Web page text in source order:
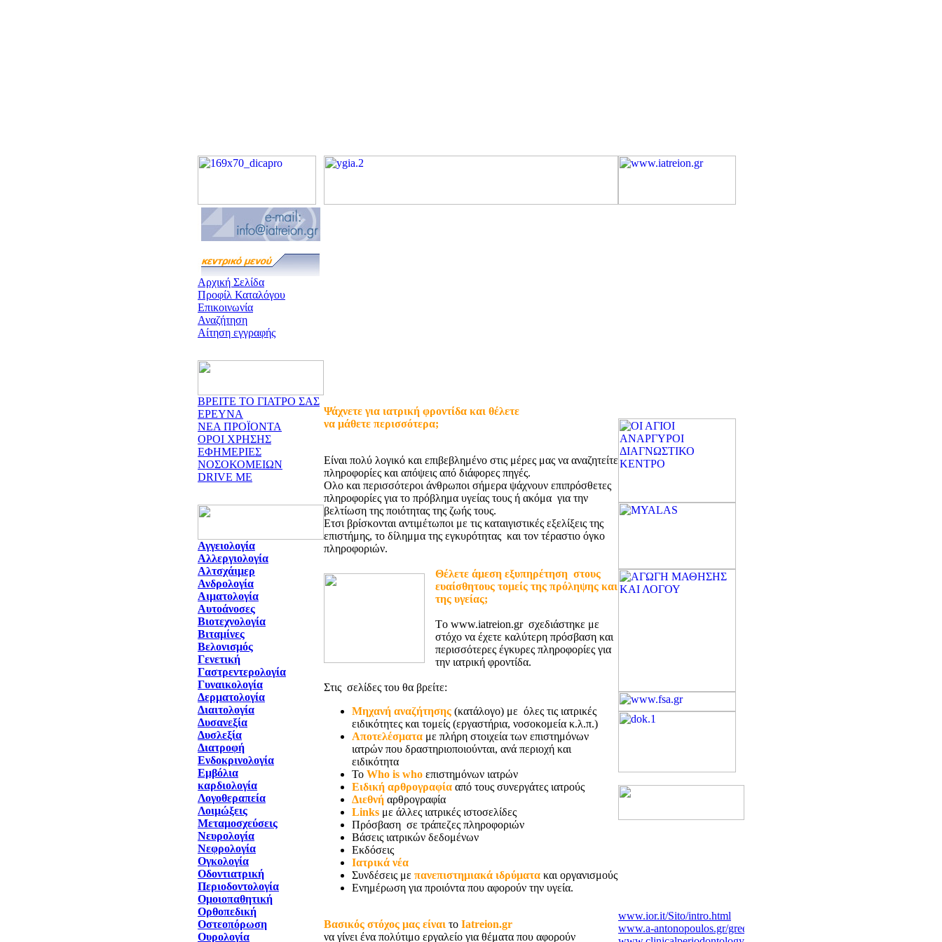
Αρχική Σελίδα
Προφίλ Καταλόγου
Επικοινωνία
Αναζήτηση
Αίτηση εγγραφής
ΒΡΕΙΤΕ ΤΟ ΓΙΑΤΡΟ ΣΑΣ
ΕΡΕΥΝΑ
ΝΕΑ ΠΡΟΪΟΝΤΑ
ΟΡΟΙ ΧΡΗΣΗΣ
ΕΦΗΜΕΡΙΕΣ
ΝΟΣΟΚΟΜΕΙΩΝ
DRIVE ME
Αγγειολογία
Αλλεργιολογία
Αλτσχάιμερ
Ανδρολογία
Αιματολογία
Αυτοάνοσες
Βιοτεχνολογία
Βιταμίνες
Βελονισμός
Γενετική
Γαστρεντερολογία
Γυναικολογία
Δερματολογία
Διαιτολογία
Δυσανεξία
Δυσλεξία
Διατροφή
Ενδοκρινολογία
Εμβόλια
καρδιολογία
Λογοθεραπεία
Λοιμώξεις
Μεταμοσχεύσεις
Νευρολογία
Νεφρολογία
Ογκολογία
Οδοντιατρική
Περιοδοντολογία
Ομοιοπαθητική
Ορθοπεδική
Οστεοπόρωση
Ουρολογία
Ψάχνετε για ιατρική φροντίδα και θέλετε
να μάθετε περισσότερα;
Είναι πολύ λογικό και επιβεβλημένο στις μέρες μας να αναζητείτε
πληροφορίες και απόψεις από διάφορες πηγές.
Ολο και περισσότεροι άνθρωποι σήμερα ψάχνουν επιπρόσθετες
πληροφορίες για το πρόβλημα υγείας τους ή ακόμα για την
βελτίωση της ποιότητας της ζωής τους.
Ετσι βρίσκονται αντιμέτωποι με τις καταιγιστικές εξελίξεις της
επιστήμης, το δίλημμα της εγκυρότητας και τον τέραστιο όγκο
πληροφοριών.
Θέλετε άμεση εξυπηρέτηση στους
ευαίσθητους τομείς της πρόληψης και
της υγείας;
Tο www.iatreion.gr σχεδιάστηκε με
στόχο να έχετε καλύτερη πρόσβαση και
περισσότερες έγκυρες πληροφορίες για
την ιατρική φροντίδα.
Στις σελίδες του θα βρείτε:
Μηχανή αναζήτησης (κατάλογο) με όλες τις ιατρικές
ειδικότητες και τομείς (εργαστήρια, νοσοκομεία κ.λ.π.)
Αποτελέσματα με πλήρη στοιχεία των επιστημόνων
ιατρών που δραστηριοποιούνται, ανά περιοχή και
ειδικότητα
Το Who is who επιστημόνων ιατρών
Ειδική αρθρογραφία από τους συνεργάτες ιατρούς
Διεθνή αρθρογραφία
Links με άλλες ιατρικές ιστοσελίδες
Πρόσβαση σε τράπεζες πληροφοριών
Βάσεις ιατρικών δεδομένων
Εκδόσεις
Ιατρικά νέα
Συνδέσεις με πανεπιστημιακά ιδρύματα και οργανισμούς
Ενημέρωση για προιόντα που αφορούν την υγεία.
Βασικός στόχος μας είναι το Iatreion.gr
να γίνει ένα πολύτιμο εργαλείο για θέματα που αφορούν
www.ior.it/Sito/intro.html
www.a-antonopoulos.gr/greek/
www.clinicalperiodontology.gr